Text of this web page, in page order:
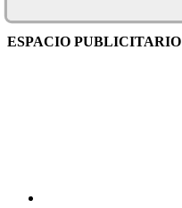
ESPACIO PUBLICITARIO